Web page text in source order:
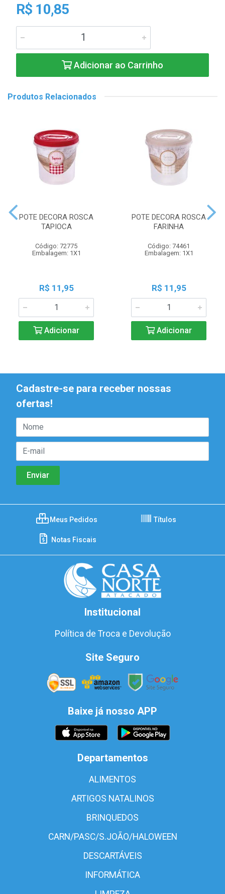
R$ 10,85
Adicionar ao Carrinho
Produtos Relacionados
POTE DECORA ROSCA
TAPIOCA
Código: 72775
Embalagem: 1X1
R$ 11,95
Adicionar
POTE DECORA ROSCA
FARINHA
Código: 74461
Embalagem: 1X1
R$ 11,95
Adicionar
Cadastre-se para receber nossas
ofertas!
Meus Pedidos Títulos
Notas Fiscais
Institucional
Política de Troca e Devolução
Site Seguro
Baixe já nosso APP
Departamentos
ALIMENTOS
ARTIGOS NATALINOS
BRINQUEDOS
CARN/PASC/S.JOÃO/HALOWEEN
DESCARTÁVEIS
INFORMÁTICA